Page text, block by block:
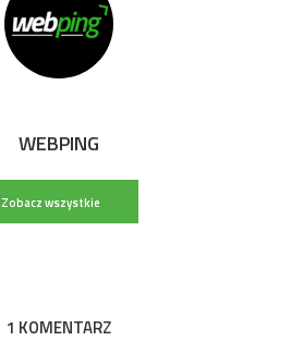
WEBPING
Zobacz wszystkie
1 KOMENTARZ